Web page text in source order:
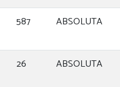
587 ABSOLUTA
26 ABSOLUTA